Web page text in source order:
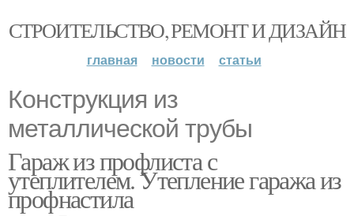
СТРОИТЕЛЬСТВО, РЕМОНТ И ДИЗАЙН
главная новости статьи
Конструкция из
металлической трубы
Гараж из профлиста с
утеплителем. Утепление гаража из
профнастила